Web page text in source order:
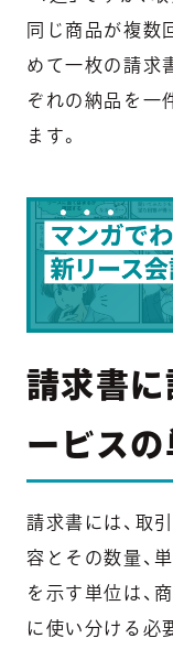
同じ商品が複数
めて一枚の請求
ぞれの納品を一
ます。
請求書に
ービスの
請求書には、取
容とその数量、
を示す単位は、
に使い分ける必